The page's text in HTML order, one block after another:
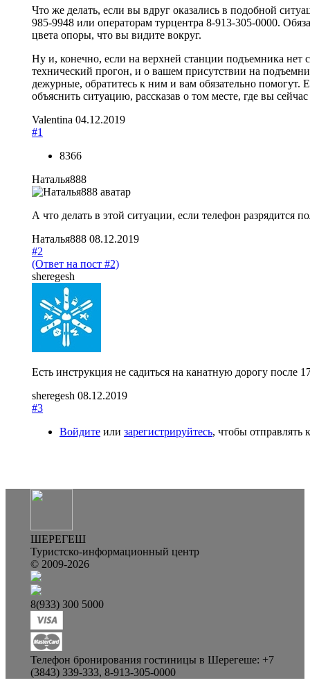
Что же делать, если вы вдруг оказались в подобной
985-9948 или операторам турцентра 8-913-305-0000.
цвета опоры, что вы видите вокруг.
Ну и, конечно, если на верхней станции подъемника нет
технический прогон, и о вашем присутствии на
дежурные, обратитесь к ним и вам обязательно помогут.
объяснить ситуацию, рассказав о том месте, где вы сейчас
Valentina 04.12.2019
#1
8366
Наталья888
А что делать в этой ситуации, если телефон разрядится
Наталья888 08.12.2019
#2
(Ответ на пост #2)
sheregesh
Есть инструкция не садиться на канатную дорогу после
sheregesh 08.12.2019
#3
Войдите или зарегистрируйтесь, чтобы отправлять
ШЕРЕГЕШ
Туристско-информационный центр
© 2009-2026
8(933) 300 5000
Телефон бронирования гостиницы в Шерегеше: +7
(3843) 339-333, 8-913-305-0000